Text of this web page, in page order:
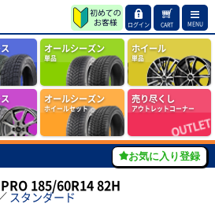
ログイン CART MENU
オールシーズン
単品
ホイール
単品
オールシーズン
ホイールセット
売り尽くし
アウトレットコーナー
お気に入り登録
185/60R14 82H
スタンダード